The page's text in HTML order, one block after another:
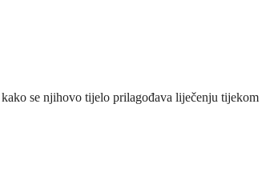
se njihovo tijelo prilagođava liječenju tijekom